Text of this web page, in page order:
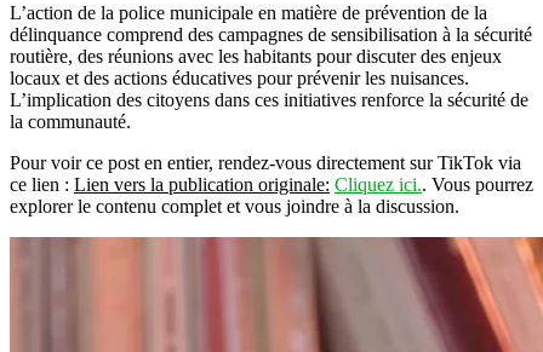
L’action de la police municipale en matière de prévention de la
délinquance comprend des campagnes de sensibilisation à la sécurité
routière, des réunions avec les habitants pour discuter des enjeux
locaux et des actions éducatives pour prévenir les nuisances.
L’implication des citoyens dans ces initiatives renforce la sécurité de
la communauté.
Pour voir ce post en entier, rendez-vous directement sur TikTok via
ce lien : Lien vers la publication originale: Cliquez ici.. Vous pourrez
explorer le contenu complet et vous joindre à la discussion.